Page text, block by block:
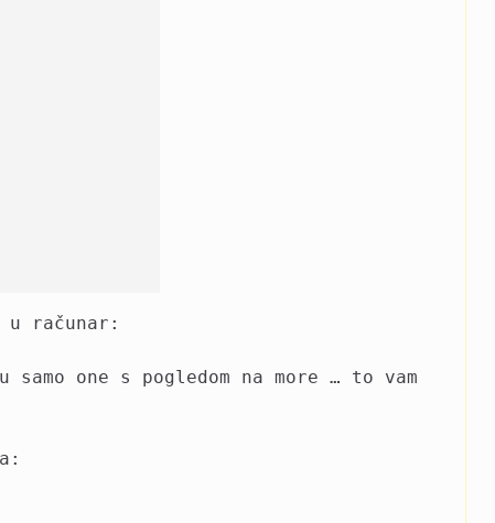
u računar:
one s pogledom na more … to vam